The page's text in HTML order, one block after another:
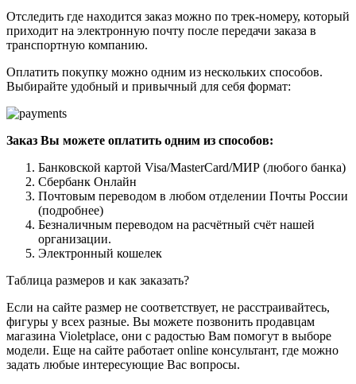
Отследить где находится заказ можно по трек-номеру, который
приходит на электронную почту после передачи заказа в
транспортную компанию.
Оплатить покупку можно одним из нескольких способов.
Выбирайте удобный и привычный для себя формат:
Заказ Вы можете оплатить одним из способов:
Банковской картой Visa/MasterCard/МИР (любого банка)
Сбербанк Онлайн
Почтовым переводом в любом отделении Почты России
(подробнее)
Безналичным переводом на расчётный счёт нашей
организации.
Электронный кошелек
Таблица размеров и как заказать?
Если на сайте размер не соответствует, не расстраивайтесь,
фигуры у всех разные. Вы можете позвонить продавцам
магазина Violetplace, они с радостью Вам помогут в выборе
модели. Еще на сайте работает online консультант, где можно
задать любые интересующие Вас вопросы.